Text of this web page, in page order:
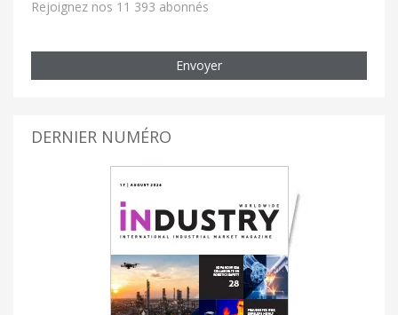
Rejoignez nos 11 393 abonnés
Envoyer
DERNIER NUMÉRO